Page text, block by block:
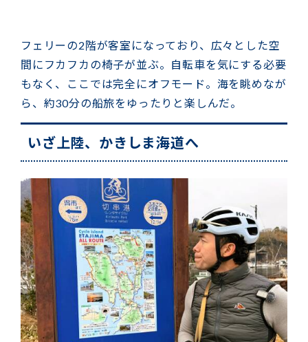
フェリーの2階が客室になっており、広々とした空
間にフカフカの椅子が並ぶ。自転車を気にする必要
もなく、ここでは完全にオフモード。海を眺めなが
ら、約30分の船旅をゆったりと楽しんだ。
いざ上陸、かきしま海道へ